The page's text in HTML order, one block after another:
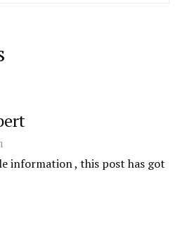
information , this post has got